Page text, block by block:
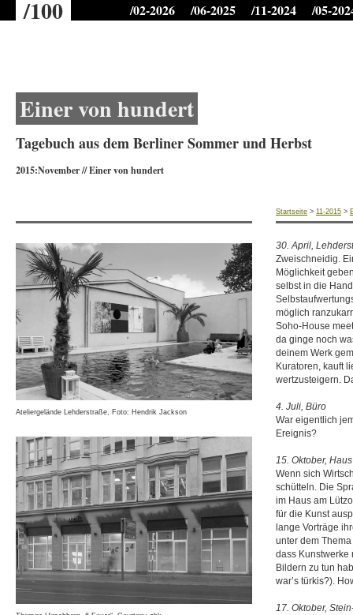
/100 /02-2026 /06-2025 /11-2024 /05-
Einer von hundert
Tagebuch aus dem Berliner Sommer und Herbst
2015:November//Einer von hundert
Startseite > 11-2015 >
30. April,
Zweischneidig.
Möglichkeit
selbst in die
möglich
Soho-House
da ginge noch
deinem Werk
Kuratoren, kauft
wertzusteigern.
4. Juli, Büro
War eigentlich
Ereignis?
15. Oktober,
Wenn sich
schütteln. Die
im Haus am
für die Kunst
lange Vorträge
unter dem
dass Kunstwerke
Bildern zu tun
war’s türkis?).
17. Oktober,
Ateliergelände Lehderstraße, Foto: Hendrik Jackson